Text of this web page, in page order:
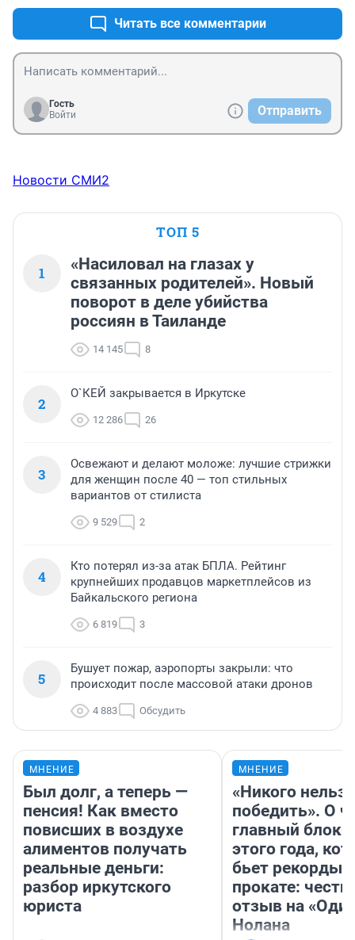
Читать все комментарии
Гость
Войти
Отправить
Новости СМИ2
ТОП 5
1
«Насиловал на глазах у
связанных родителей». Новый
поворот в деле убийства
россиян в Таиланде
14 145 8
2
О`КЕЙ закрывается в Иркутске
12 286 26
3
Освежают и делают моложе: лучшие стрижки
для женщин после 40 — топ стильных
вариантов от стилиста
9 529 2
4
Кто потерял из-за атак БПЛА. Рейтинг
крупнейших продавцов маркетплейсов из
Байкальского региона
6 819 3
5
Бушует пожар, аэропорты закрыли: что
происходит после массовой атаки дронов
4 883 Обсудить
МНЕНИЕ
Был долг, а теперь —
пенсия! Как вместо
повисших в воздухе
алиментов получать
реальные деньги:
разбор иркутского
юриста
МНЕНИЕ
«Никого нельзя
победить». О
главный
этого года,
бьет рекорды в
прокате:
отзыв на
Нолана